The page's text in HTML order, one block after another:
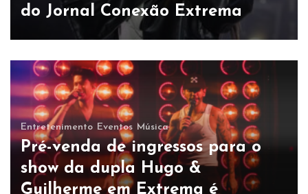
do Jornal Conexão Extrema
Entretenimento Eventos Música
Pré-venda de ingressos para o
show da dupla Hugo &
Guilherme em Extrema é